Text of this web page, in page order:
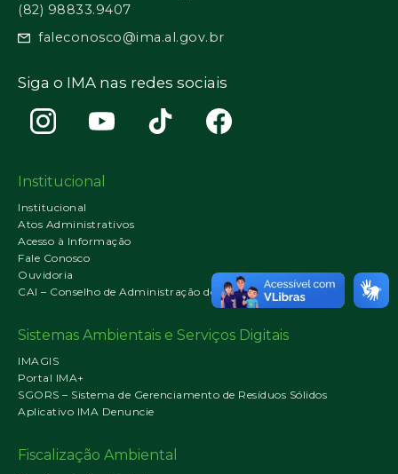
(82) 98833.9407
faleconosco@ima.al.gov.br
Siga o IMA nas redes sociais
Institucional
Institucional
Atos Administrativos
Acesso à Informação
Fale Conosco
Ouvidoria
CAI – Conselho de Administração do IMA
Sistemas Ambientais e Serviços Digitais
IMAGIS
Portal IMA+
SGORS – Sistema de Gerenciamento de Resíduos Sólidos
Aplicativo IMA Denuncie
Fiscalização Ambiental